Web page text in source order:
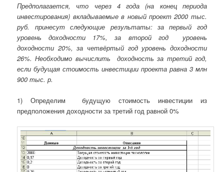
Предполагается, что через 4 года (на конец периода
инвестирования) вкладываемые в новый проект 2000 тыс.
руб. принесут следующие результаты: за первый год
уровень доходности 17%, за второй год уровень
доходности 20%, за четвёртый год уровень доходности
26%. Необходимо вычислить доходность за третий год,
если будущая стоимость инвестиции проекта равна 3 млн
900 тыс. р.
1) Определим будущую стоимость инвестиции из
предположения доходности за третий год равной 0%